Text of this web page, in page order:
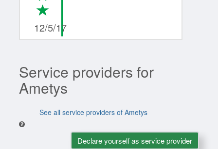
12/5/17
Service providers for
Ametys
See all service providers of Ametys
Declare yourself as service provider